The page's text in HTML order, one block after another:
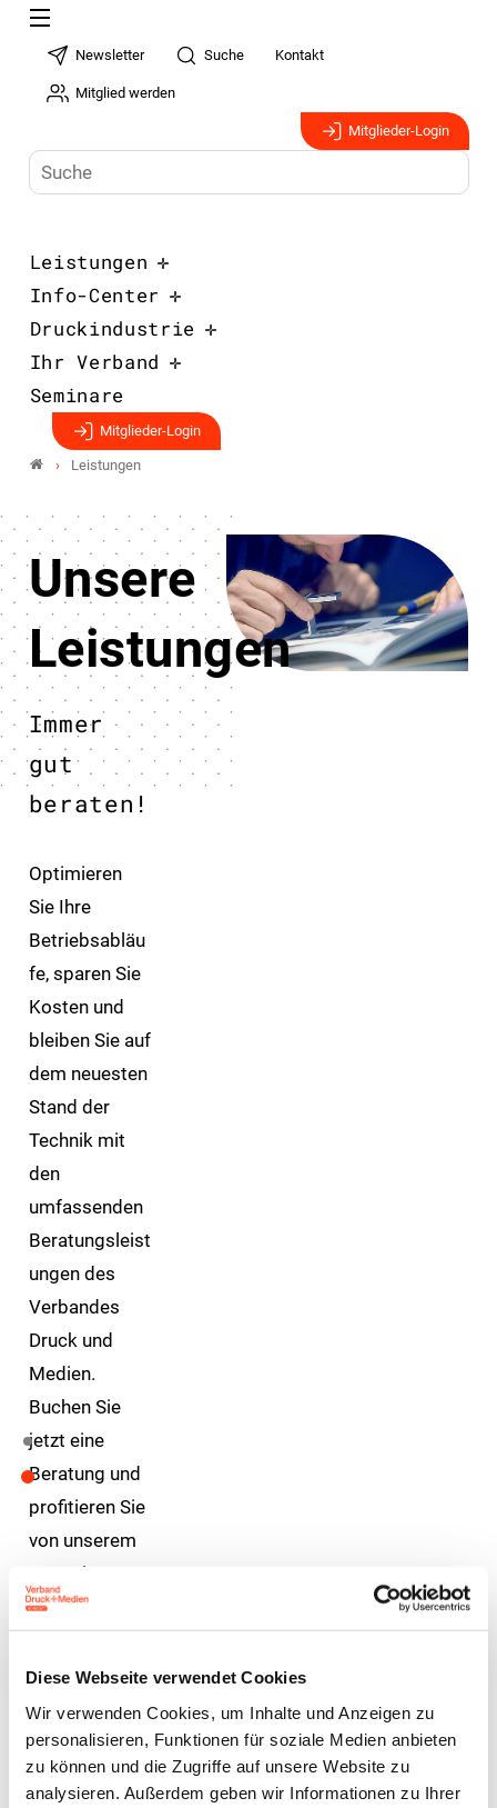
Diese Webseite verwendet Cookies
Wir verwenden Cookies, um Inhalte und Anzeigen zu
personalisieren, Funktionen für soziale Medien anbieten
zu können und die Zugriffe auf unsere Website zu
analysieren. Außerdem geben wir Informationen zu Ihrer
Newsletter Suche Kontakt
Mitglied werden
Mitglieder-Login
Leistungen
Info-Center
Druckindustrie
Ihr Verband
Seminare
Mitglieder-Login
Leistungen
Unsere
Leistungen
Immer
gut
beraten!
Optimieren
Sie Ihre
Betriebsabläu
fe, sparen Sie
Kosten und
bleiben Sie auf
dem neuesten
Stand der
Technik mit
den
umfassenden
Beratungsleist
ungen des
Verbandes
Druck und
Medien.
Buchen Sie
jetzt eine
Beratung und
profitieren Sie
von unserem
Know-how
und aktuellen
mationen.